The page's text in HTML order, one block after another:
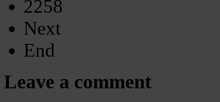
2258
Next
End
Leave a comment